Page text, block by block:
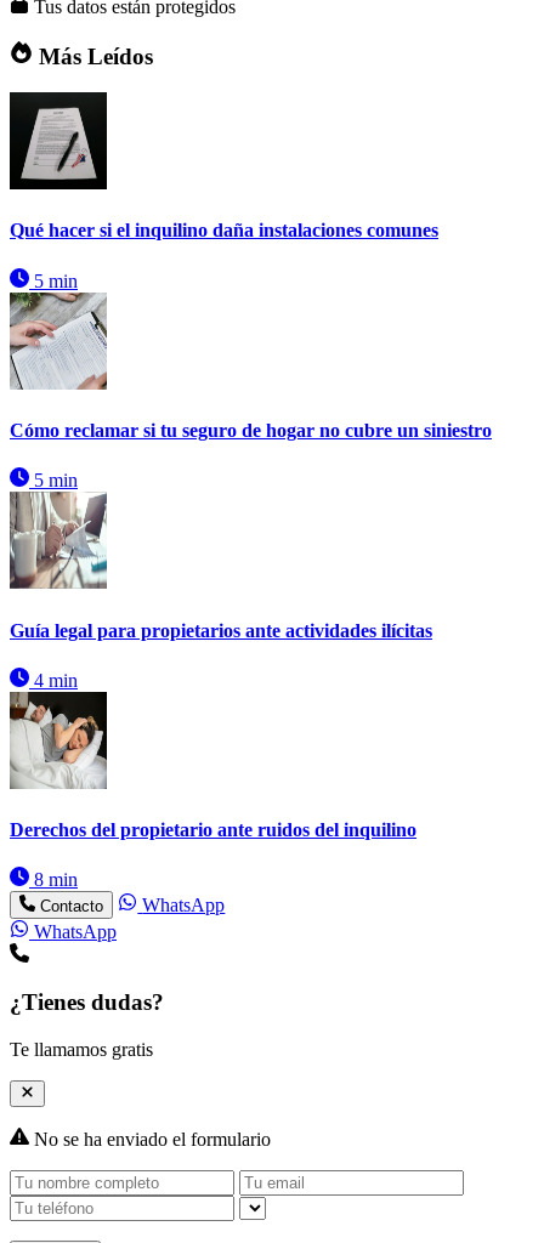
Tus datos están protegidos
Más Leídos
Qué hacer si el inquilino daña instalaciones comunes
5 min
Cómo reclamar si tu seguro de hogar no cubre un siniestro
5 min
Guía legal para propietarios ante actividades ilícitas
4 min
Derechos del propietario ante ruidos del inquilino
8 min
Contacto
WhatsApp
WhatsApp
¿Tienes dudas?
Te llamamos gratis
No se ha enviado el formulario